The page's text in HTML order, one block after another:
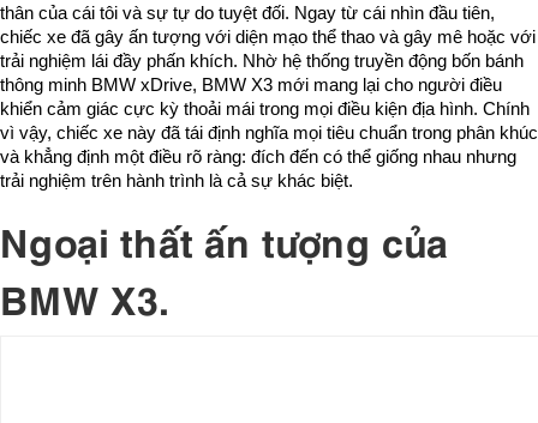
thân của cái tôi và sự tự do tuyệt đối. Ngay từ cái nhìn đầu tiên,
chiếc xe đã gây ấn tượng với diện mạo thể thao và gây mê hoặc với
trải nghiệm lái đầy phấn khích. Nhờ hệ thống truyền động bốn bánh
thông minh BMW xDrive, BMW X3 mới mang lại cho người điều
khiển cảm giác cực kỳ thoải mái trong mọi điều kiện địa hình. Chính
vì vậy, chiếc xe này đã tái định nghĩa mọi tiêu chuẩn trong phân khúc
và khẳng định một điều rõ ràng: đích đến có thể giống nhau nhưng
trải nghiệm trên hành trình là cả sự khác biệt.
Ngoại thất ấn tượng của
BMW X3.